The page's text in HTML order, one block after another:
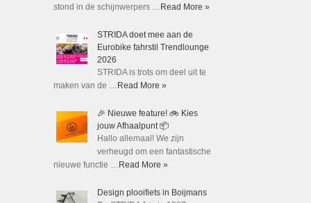
stond in de schijnwerpers … Read More »
STRIDA doet mee aan de
Eurobike fahrstil Trendlounge
2026
STRIDA is trots om deel uit te
maken van de … Read More »
🎉 Nieuwe feature! 🚲 Kies
jouw Afhaalpunt 📦
Hallo allemaal! We zijn
verheugd om een fantastische
nieuwe functie … Read More »
Design plooifiets in Boijmans